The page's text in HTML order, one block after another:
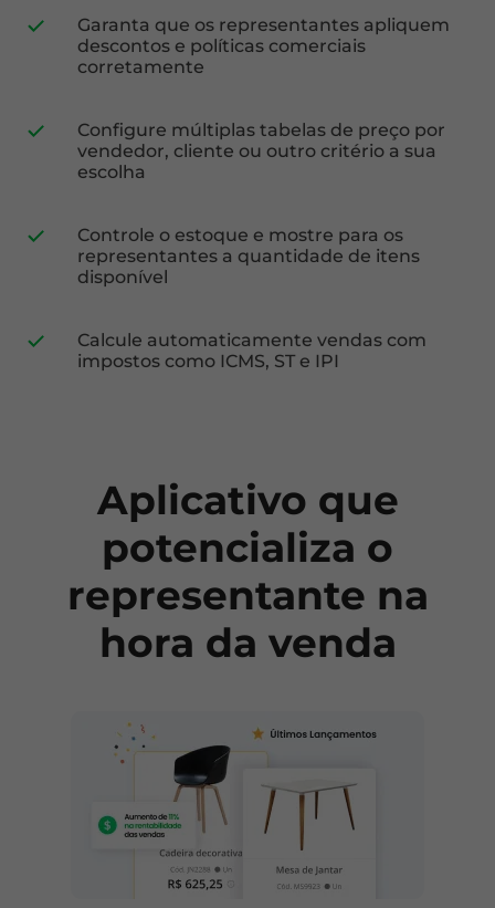
Garanta que os representantes apliquem
descontos e políticas comerciais
corretamente
Configure múltiplas tabelas de preço por
vendedor, cliente ou outro critério a sua
escolha
Controle o estoque e mostre para os
representantes a quantidade de itens
disponível
Calcule automaticamente vendas com
impostos como ICMS, ST e IPI
Aplicativo que
potencializa o
representante na
hora da venda